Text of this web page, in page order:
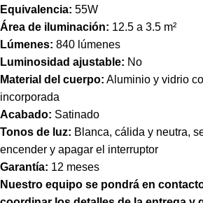
Equivalencia: 55W
Área de iluminación: 12.5 a 3.5 m²
Lúmenes: 840 lúmenes
Luminosidad ajustable: No
Material del cuerpo: Aluminio y vidrio
incorporada
Acabado: Satinado
Tonos de luz: Blanca, cálida y neutra,
encender y apagar el interruptor
Garantía: 12 meses
Nuestro equipo se pondrá en